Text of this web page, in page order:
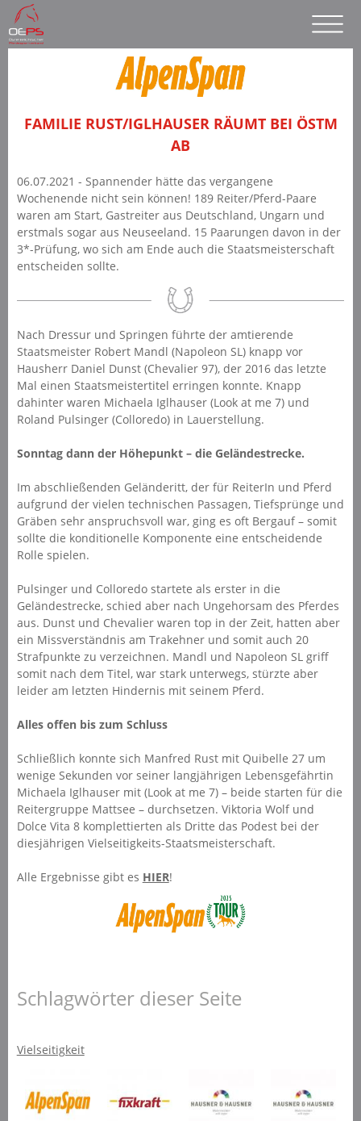
FAMILIE RUST/IGLHAUSER RÄUMT BEI ÖSTM
AB
06.07.2021 - Spannender hätte das vergangene
Wochenende nicht sein können! 189 Reiter/Pferd-Paare
waren am Start, Gastreiter aus Deutschland, Ungarn und
erstmals sogar aus Neuseeland. 15 Paarungen davon in der
3*-Prüfung, wo sich am Ende auch die Staatsmeisterschaft
entscheiden sollte.
Nach Dressur und Springen führte der amtierende
Staatsmeister Robert Mandl (Napoleon SL) knapp vor
Hausherr Daniel Dunst (Chevalier 97), der 2016 das letzte
Mal einen Staatsmeistertitel erringen konnte. Knapp
dahinter waren Michaela Iglhauser (Look at me 7) und
Roland Pulsinger (Colloredo) in Lauerstellung.
Sonntag dann der Höhepunkt – die Geländestrecke.
Im abschließenden Geländeritt, der für ReiterIn und Pferd
aufgrund der vielen technischen Passagen, Tiefsprünge und
Gräben sehr anspruchsvoll war, ging es oft Bergauf – somit
sollte die konditionelle Komponente eine entscheidende
Rolle spielen.
Pulsinger und Colloredo startete als erster in die
Geländestrecke, schied aber nach Ungehorsam des Pferdes
aus. Dunst und Chevalier waren top in der Zeit, hatten aber
ein Missverständnis am Trakehner und somit auch 20
Strafpunkte zu verzeichnen. Mandl und Napoleon SL griff
somit nach dem Titel, war stark unterwegs, stürzte aber
leider am letzten Hindernis mit seinem Pferd.
Alles offen bis zum Schluss
Schließlich konnte sich Manfred Rust mit Quibelle 27 um
wenige Sekunden vor seiner langjährigen Lebensgefährtin
Michaela Iglhauser mit (Look at me 7) – beide starten für die
Reitergruppe Mattsee – durchsetzen. Viktoria Wolf und
Dolce Vita 8 komplettierten als Dritte das Podest bei der
diesjährigen Vielseitigkeits-Staatsmeisterschaft.
Alle Ergebnisse gibt es HIER!
Schlagwörter dieser Seite
Vielseitigkeit